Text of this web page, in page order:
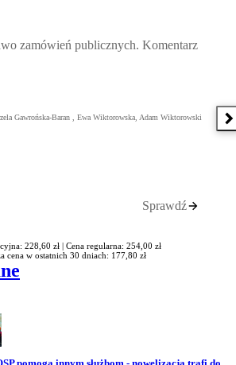
zamówień publicznych. Komentarz
Gawrońska-Baran , Ewa Wiktorowska, Adam Wiktorowski
Sprawdź
228,60 zł | Cena regularna: 254,00 zł
cena w ostatnich 30 dniach: 177,80 zł